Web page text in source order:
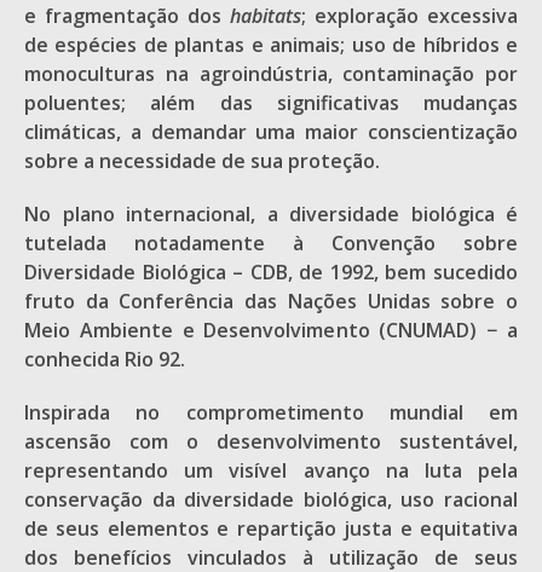
e fragmentação dos habitats; exploração excessiva
de espécies de plantas e animais; uso de híbridos e
monoculturas na agroindústria, contaminação por
poluentes; além das significativas mudanças
climáticas, a demandar uma maior conscientização
sobre a necessidade de sua proteção.
No plano internacional, a diversidade biológica é
tutelada notadamente à Convenção sobre
Diversidade Biológica – CDB, de 1992, bem sucedido
fruto da Conferência das Nações Unidas sobre o
Meio Ambiente e Desenvolvimento (CNUMAD) − a
conhecida Rio 92.
Inspirada no comprometimento mundial em
ascensão com o desenvolvimento sustentável,
representando um visível avanço na luta pela
conservação da diversidade biológica, uso racional
de seus elementos e repartição justa e equitativa
dos benefícios vinculados à utilização de seus